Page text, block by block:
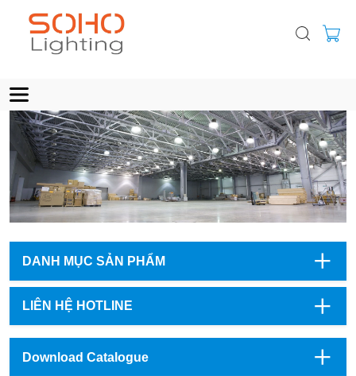
DANH MỤC SẢN PHẨM
LIÊN HỆ HOTLINE
Download Catalogue